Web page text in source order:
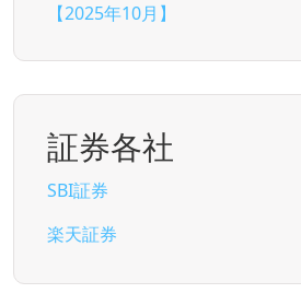
【2025年10月】
証券各社
SBI証券
楽天証券